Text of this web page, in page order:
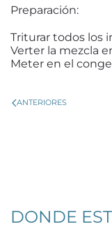
Preparación:
Triturar todos los
Verter la mezcla
Meter en el
ANTERIORES
DONDE